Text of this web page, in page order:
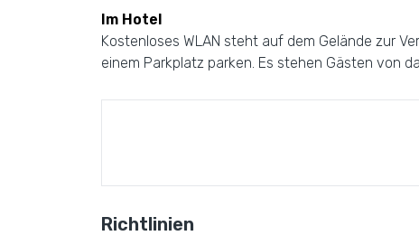
Im Hotel
Kostenloses WLAN steht auf dem Gelände zur
einem Parkplatz parken. Es stehen Gästen von
Richtlinien